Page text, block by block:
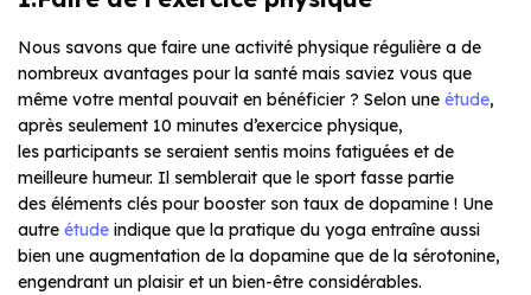
Nous savons que faire une activité physique régulière a de
nombreux avantages pour la santé mais saviez vous que
même votre mental pouvait en bénéficier ? Selon une étude,
après seulement 10 minutes d’exercice physique,
les participants se seraient sentis moins fatiguées et de
meilleure humeur. Il semblerait que le sport fasse partie
des éléments clés pour booster son taux de dopamine ! Une
autre étude indique que la pratique du yoga entraîne aussi
bien une augmentation de la dopamine que de la sérotonine,
engendrant un plaisir et un bien-être considérables.